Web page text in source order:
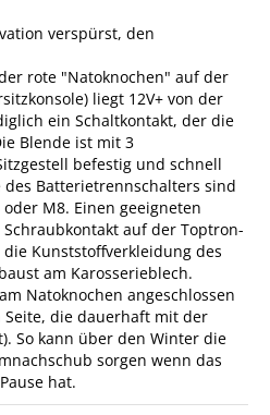
verspürst, den
rote "Natoknochen" auf der
liegt 12V+ von der
ein Schaltkontakt, der die
Blende ist mit 3
befestig und schnell
Batterietrennschalters sind
M8. Einen geeigneten
auf der Toptron-
die Kunststoffverkleidung des
am Karosserieblech.
Natoknochen angeschlossen
die dauerhaft mit der
So kann über den Winter die
sorgen wenn das
hat.